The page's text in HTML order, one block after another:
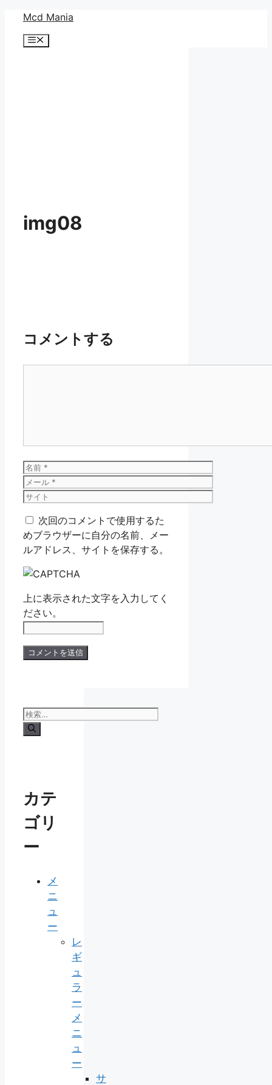
Mcd Mania
メ
img08
コメントする
名
前
メ
ー
サ
ト 次回のコメントで使用するた
めブラウザーに自分の名前、メー
ルアドレス、サイトを保存する。
上に表示された文字を入力してく
ださい。
検
索:
カテ
ゴリ
ー
メ
ニ
ュ
ー
レ
ギ
ュ
ラ
ー
メ
ニ
ュ
ー
サ